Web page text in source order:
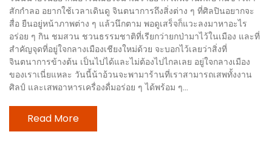
PANDA
TIME
:
ทำไม
เรา
ไม่
ทำ
อาหาร
สักกำลอ อยากใช้เวลาเดินดู จินตนาการถึงสิ่งต่าง ๆ ที่ศิลปินอยากจะ
สื่อ ยืนอยู่หน้าภาพต่าง ๆ แล้วนึกตาม พอดูเสร็จก็แวะลงมาหาอะไร
อร่อย ๆ กิน ชมสวน ชวนธรรมชาติที่เรียกว่ายกป่ามาไว้ในเมือง และที่
สำคัญจุดที่อยู่ใจกลางเมืองเชียงใหม่ด้วย จะบอกไว้เลยว่าสิ่งที่
จินตนาการข้างต้น เป็นไปได้และไม่ต้องไปไกลเลย อยู่ใจกลางเมือง
ของเราเนี่ยแหละ วันนี้น้าอ้วนจะพามาร้านที่เราสามารถเสพทั้งงาน
ศิลป์ และเสพอาหารเครื่องดื่มอร่อย ๆ ได้พร้อม ๆ...
Read More